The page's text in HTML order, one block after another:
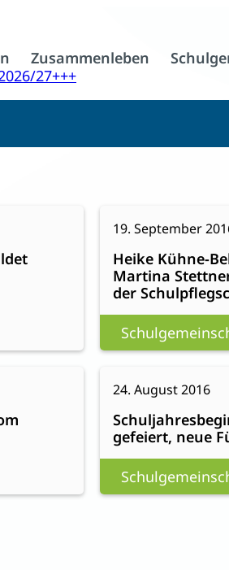
Zusammenleben
27+++
19. September
Heike Kühne-
Martina
der
Heike
–
Vorsitz
in
der
24. August 2016
gefeiert, neue
neue
Fünfer